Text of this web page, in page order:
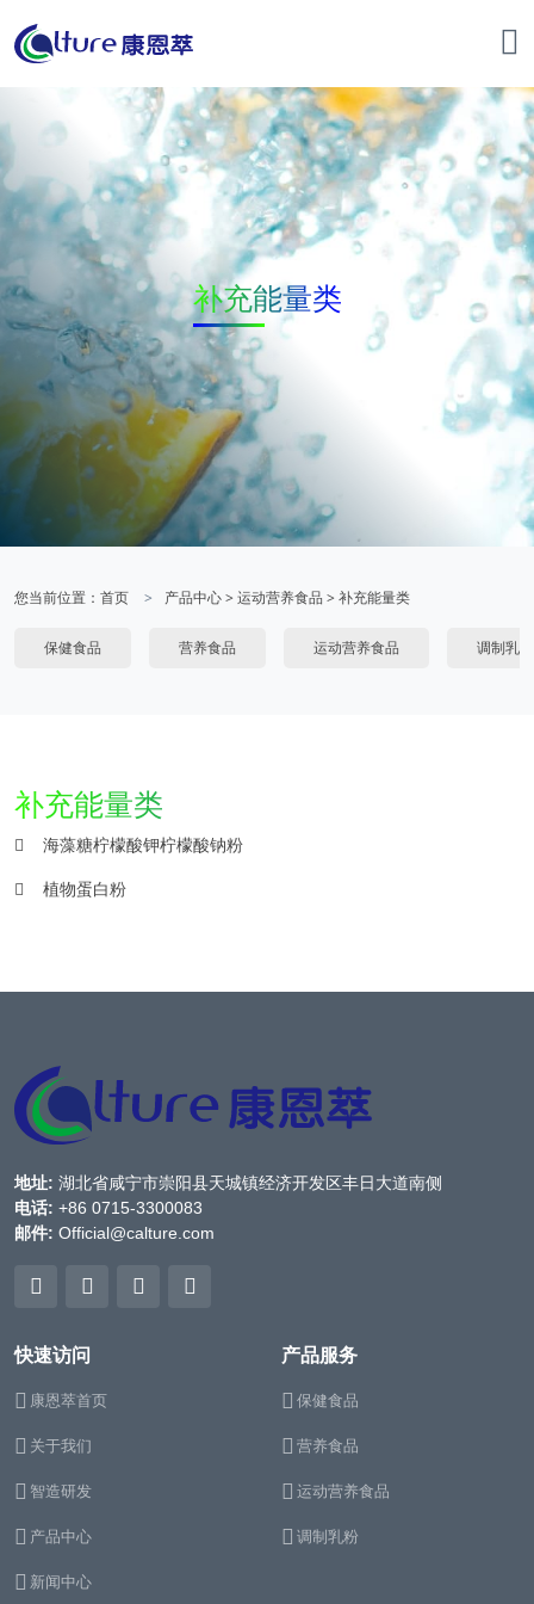
补充能量类
您当前位置： 首页 产品中心> 运动营养食品 > 补充能量类
保健食品 营养食品 运动营养食品 调制乳粉
补充能量类
海藻糖柠檬酸钾柠檬酸钠粉
植物蛋白粉
地址: 湖北省咸宁市崇阳县天城镇经济开发区丰日大道南侧
电话: +86 0715-3300083
邮件: Official@calture.com
快速访问
康恩萃首页
关于我们
智造研发
产品中心
新闻中心
产品服务
保健食品
营养食品
运动营养食品
调制乳粉